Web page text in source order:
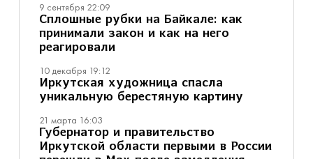
9 сентября 22:09
Сплошные рубки на Байкале: как
принимали закон и как на него
реагировали
10 декабря 19:12
Иркутская художница спасла
уникальную берестяную картину
21 марта 16:03
Губернатор и правительство
Иркутской области первыми в России